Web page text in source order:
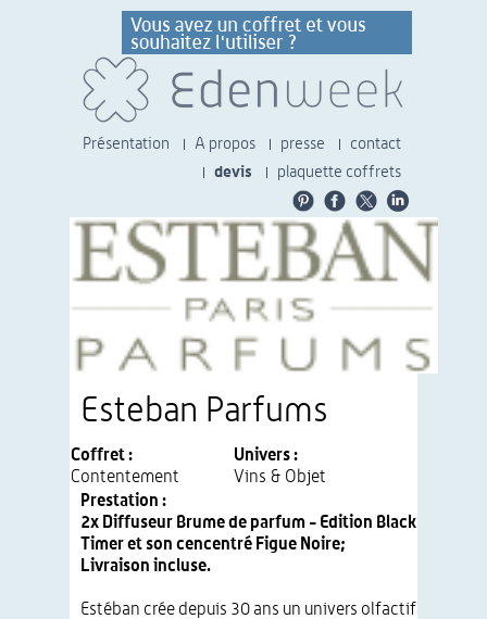
Présentation A propos presse
contact
devis
plaquette coffrets
Esteban Parfums
Coffret :
Contentement
Univers :
Vins & Objet
Prestation :
2x Diffuseur Brume de parfum - Edition Black
Timer et son cencentré Figue Noire;
Livraison incluse.
Estéban crée depuis 30 ans un univers olfactif